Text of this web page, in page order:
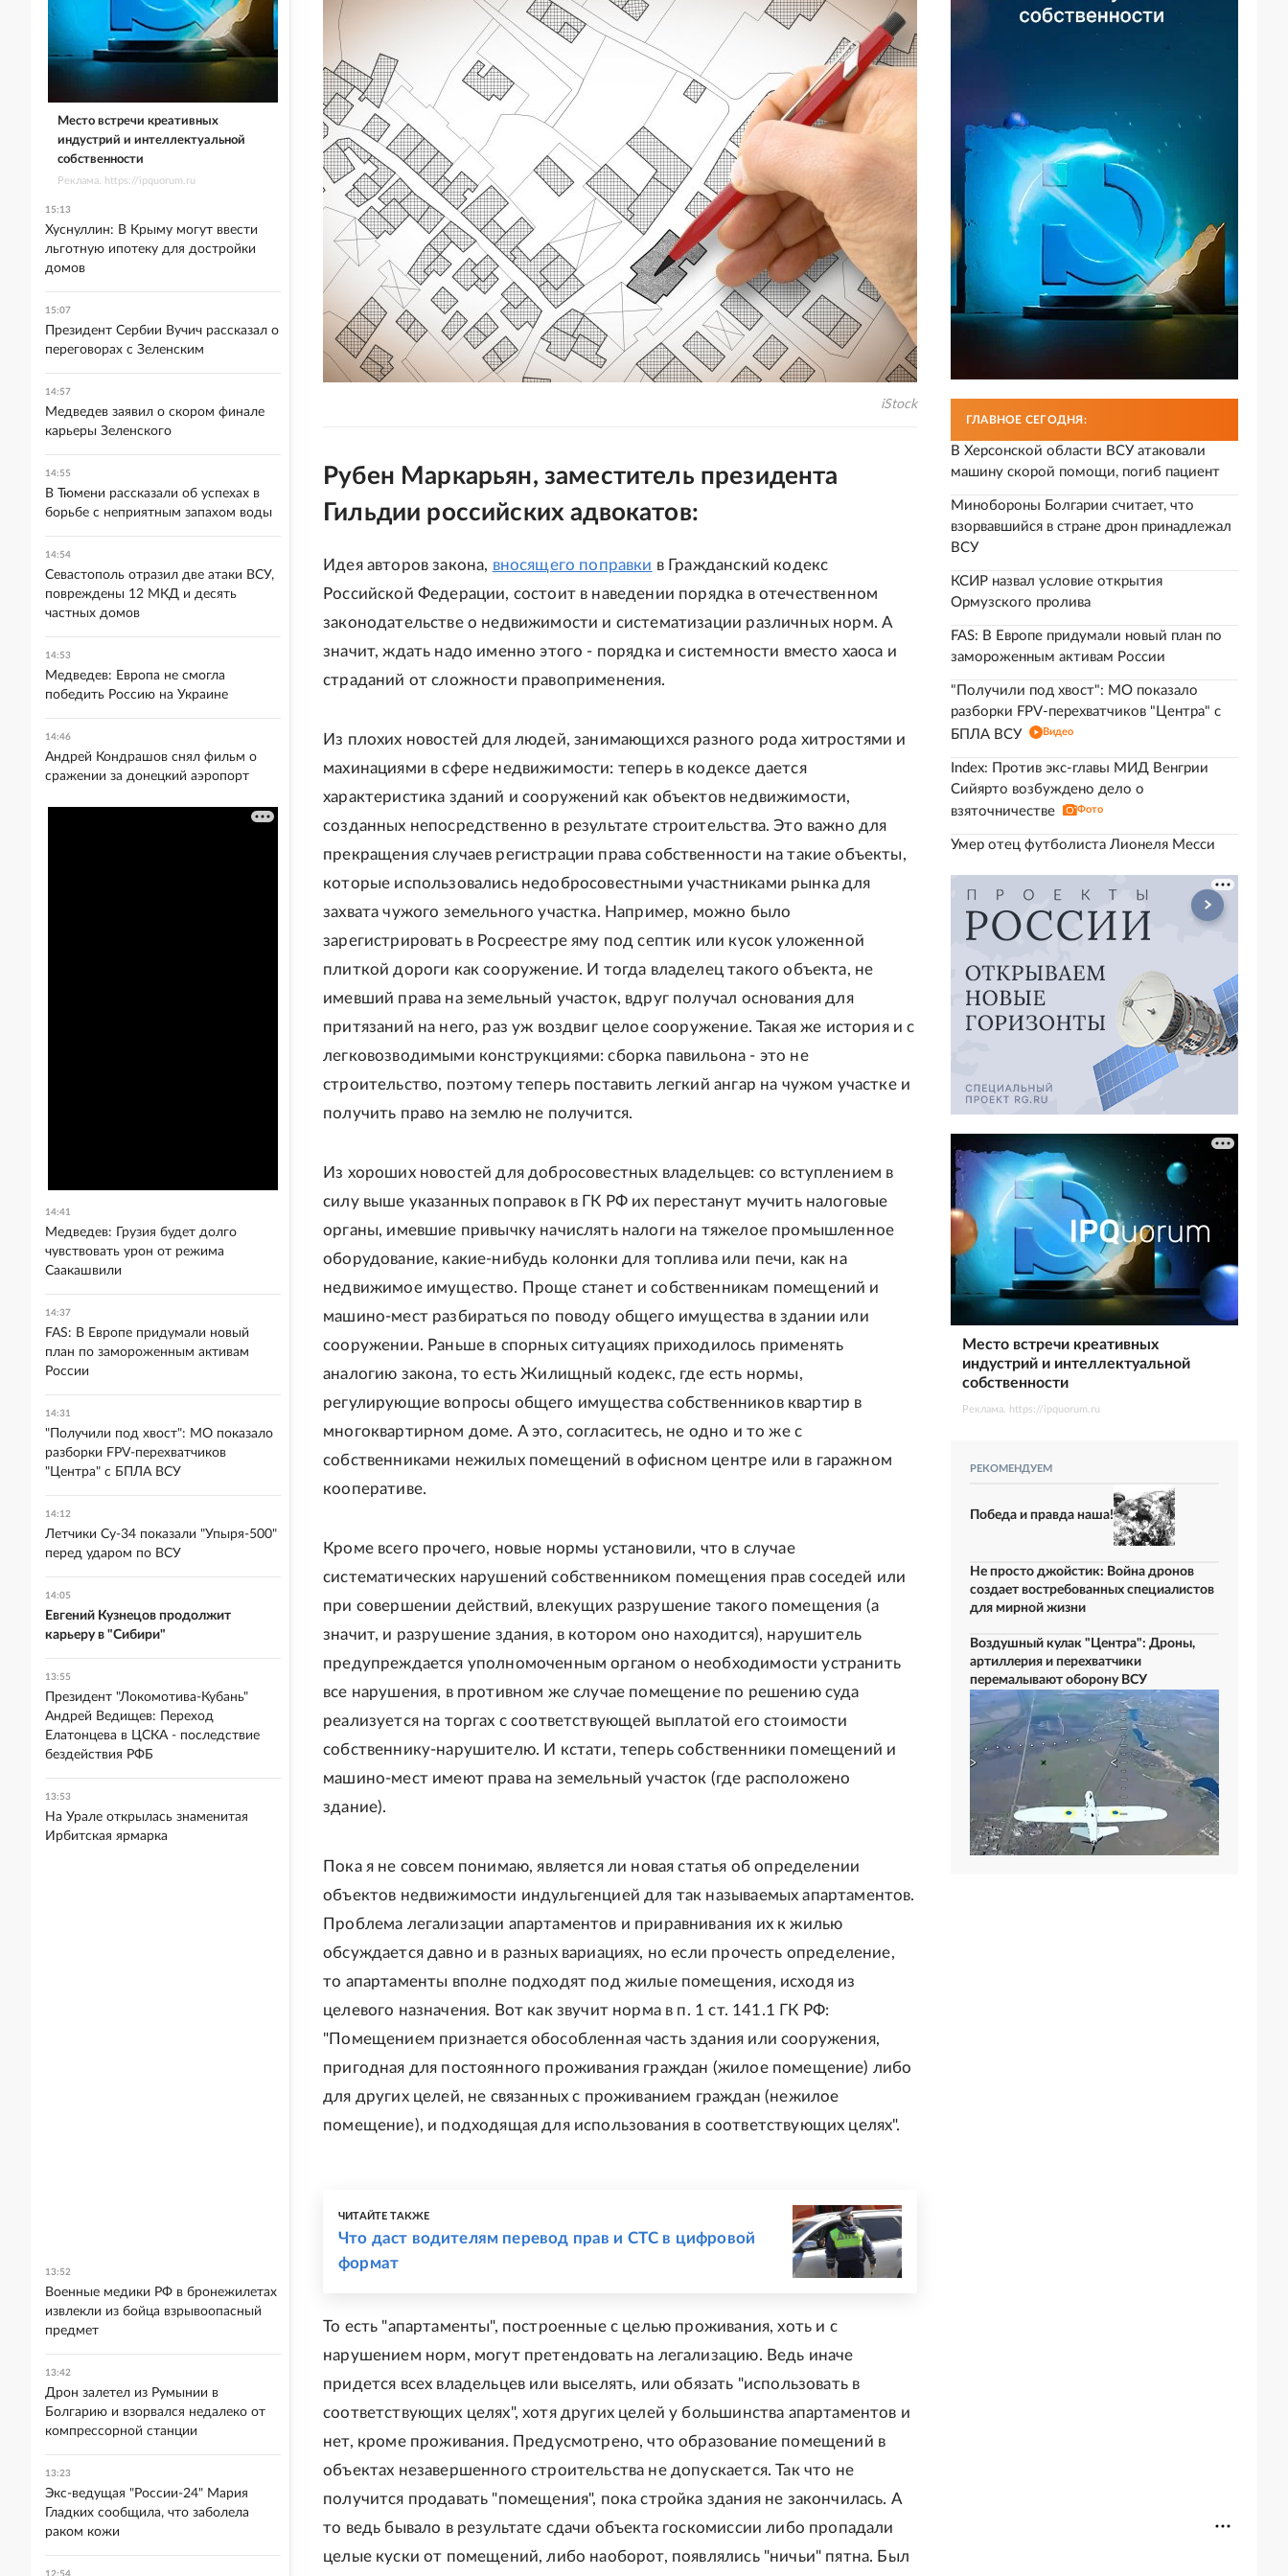
iStock
Рубен Маркарьян, заместитель президента
Гильдии российских адвокатов:
Идея авторов закона, вносящего поправки в Гражданский кодекс
Российской Федерации, состоит в наведении порядка в отечественном
законодательстве о недвижимости и систематизации различных норм. А
значит, ждать надо именно этого - порядка и системности вместо хаоса и
страданий от сложности правоприменения.
Из плохих новостей для людей, занимающихся разного рода хитростями и
махинациями в сфере недвижимости: теперь в кодексе дается
характеристика зданий и сооружений как объектов недвижимости,
созданных непосредственно в результате строительства. Это важно для
прекращения случаев регистрации права собственности на такие объекты,
которые использовались недобросовестными участниками рынка для
захвата чужого земельного участка. Например, можно было
зарегистрировать в Росреестре яму под септик или кусок уложенной
плиткой дороги как сооружение. И тогда владелец такого объекта, не
имевший права на земельный участок, вдруг получал основания для
притязаний на него, раз уж воздвиг целое сооружение. Такая же история и с
легковозводимыми конструкциями: сборка павильона - это не
строительство, поэтому теперь поставить легкий ангар на чужом участке и
получить право на землю не получится.
Из хороших новостей для добросовестных владельцев: со вступлением в
силу выше указанных поправок в ГК РФ их перестанут мучить налоговые
органы, имевшие привычку начислять налоги на тяжелое промышленное
оборудование, какие-нибудь колонки для топлива или печи, как на
недвижимое имущество. Проще станет и собственникам помещений и
машино-мест разбираться по поводу общего имущества в здании или
сооружении. Раньше в спорных ситуациях приходилось применять
аналогию закона, то есть Жилищный кодекс, где есть нормы,
регулирующие вопросы общего имущества собственников квартир в
многоквартирном доме. А это, согласитесь, не одно и то же с
собственниками нежилых помещений в офисном центре или в гаражном
кооперативе.
Кроме всего прочего, новые нормы установили, что в случае
систематических нарушений собственником помещения прав соседей или
при совершении действий, влекущих разрушение такого помещения (а
значит, и разрушение здания, в котором оно находится), нарушитель
предупреждается уполномоченным органом о необходимости устранить
все нарушения, в противном же случае помещение по решению суда
реализуется на торгах с соответствующей выплатой его стоимости
собственнику-нарушителю. И кстати, теперь собственники помещений и
машино-мест имеют права на земельный участок (где расположено
здание).
Пока я не совсем понимаю, является ли новая статья об определении
объектов недвижимости индульгенцией для так называемых апартаментов.
Проблема легализации апартаментов и приравнивания их к жилью
обсуждается давно и в разных вариациях, но если прочесть определение,
то апартаменты вполне подходят под жилые помещения, исходя из
целевого назначения. Вот как звучит норма в п. 1 ст. 141.1 ГК РФ:
"Помещением признается обособленная часть здания или сооружения,
пригодная для постоянного проживания граждан (жилое помещение) либо
для других целей, не связанных с проживанием граждан (нежилое
помещение), и подходящая для использования в соответствующих целях".
ЧИТАЙТЕ ТАКЖЕ
Что даст водителям перевод прав и СТС в цифровой
формат
То есть "апартаменты", построенные с целью проживания, хоть и с
нарушением норм, могут претендовать на легализацию. Ведь иначе
придется всех владельцев или выселять, или обязать "использовать в
соответствующих целях", хотя других целей у большинства апартаментов и
нет, кроме проживания. Предусмотрено, что образование помещений в
объектах незавершенного строительства не допускается. Так что не
получится продавать "помещения", пока стройка здания не закончилась. А
то ведь бывало в результате сдачи объекта госкомиссии либо пропадали
целые куски от помещений, либо наоборот, появлялись "ничьи" пятна. Был
ГЛАВНОЕ СЕГОДНЯ:
В Херсонской области ВСУ атаковали
машину скорой помощи, погиб пациент
Минобороны Болгарии считает, что
взорвавшийся в стране дрон принадлежал
ВСУ
КСИР назвал условие открытия
Ормузского пролива
FAS: В Европе придумали новый план по
замороженным активам России
"Получили под хвост": МО показало
разборки FPV-перехватчиков "Центра" с
БПЛА ВСУ
Видео
Index: Против экс-главы МИД Венгрии
Сийярто возбуждено дело о
взяточничестве
Фото
Умер отец футболиста Лионеля Месси
Место встречи креативных
индустрий и интеллектуальной
собственности
Реклама. https://ipquorum.ru
РЕКОМЕНДУЕМ
Победа и правда наша!
Не просто джойстик: Война дронов
создает востребованных специалистов
для мирной жизни
Воздушный кулак "Центра": Дроны,
артиллерия и перехватчики
перемалывают оборону ВСУ
Место встречи креативных
индустрий и интеллектуальной
собственности
Реклама. https://ipquorum.ru
15:13
Хуснуллин: В Крыму могут ввести
льготную ипотеку для достройки
домов
15:07
Президент Сербии Вучич рассказал о
переговорах с Зеленским
14:57
Медведев заявил о скором финале
карьеры Зеленского
14:55
В Тюмени рассказали об успехах в
борьбе с неприятным запахом воды
14:54
Севастополь отразил две атаки ВСУ,
повреждены 12 МКД и десять
частных домов
14:53
Медведев: Европа не смогла
победить Россию на Украине
14:46
Андрей Кондрашов снял фильм о
сражении за донецкий аэропорт
14:41
Медведев: Грузия будет долго
чувствовать урон от режима
Саакашвили
14:37
FAS: В Европе придумали новый
план по замороженным активам
России
14:31
"Получили под хвост": МО показало
разборки FPV-перехватчиков
"Центра" с БПЛА ВСУ
14:12
Летчики Су-34 показали "Упыря-500"
перед ударом по ВСУ
14:05
Евгений Кузнецов продолжит
карьеру в "Сибири"
13:55
Президент "Локомотива-Кубань"
Андрей Ведищев: Переход
Елатонцева в ЦСКА - последствие
бездействия РФБ
13:53
На Урале открылась знаменитая
Ирбитская ярмарка
13:52
Военные медики РФ в бронежилетах
извлекли из бойца взрывоопасный
предмет
13:42
Дрон залетел из Румынии в
Болгарию и взорвался недалеко от
компрессорной станции
13:23
Экс-ведущая "России-24" Мария
Гладких сообщила, что заболела
раком кожи
12:54